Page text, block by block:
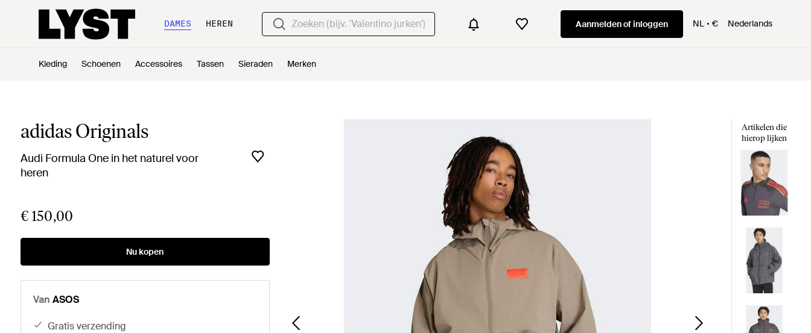
DAMES HEREN Aanmelden of inloggen NL € Nederlands
Kleding Schoenen Accessoires Tassen Sieraden Merken
adidas Originals
Audi Formula One in het naturel voor
heren
€ 150,00
Nu kopen
Van ASOS
gratis verzending
Artikelen die
hierop lijken